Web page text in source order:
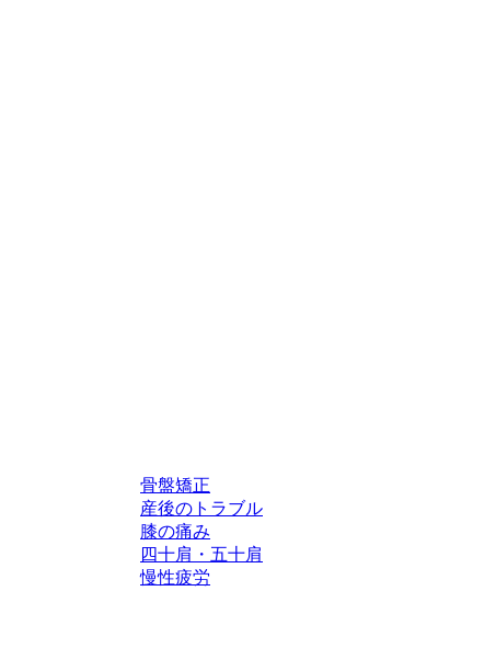
骨盤矯正
産後のトラブル
膝の痛み
四十肩・五十肩
慢性疲労